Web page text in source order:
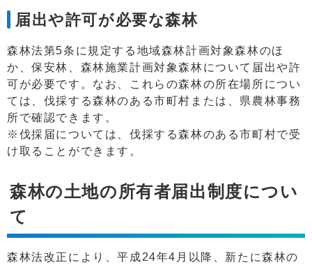
届出や許可が必要な森林
森林法第5条に規定する地域森林計画対象森林のほ
か、保安林、森林施業計画対象森林について届出や許
可が必要です。なお、これらの森林の所在場所につい
ては、伐採する森林のある市町村または、県農林事務
所で確認できます。
※伐採届については、伐採する森林のある市町村で受
け取ることができます。
森林の土地の所有者届出制度につい
て
森林法改正により、平成24年4月以降、新たに森林の